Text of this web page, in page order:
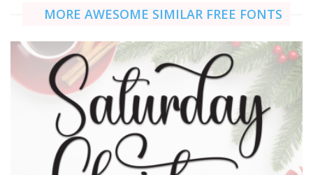
MORE AWESOME SIMILAR FREE FONTS